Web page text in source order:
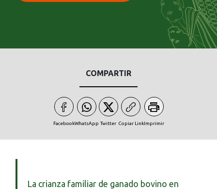
COMPARTIR
FacebookWhatsApp Twitter Copiar LinkImprimir
La crianza familiar de ganado bovino en